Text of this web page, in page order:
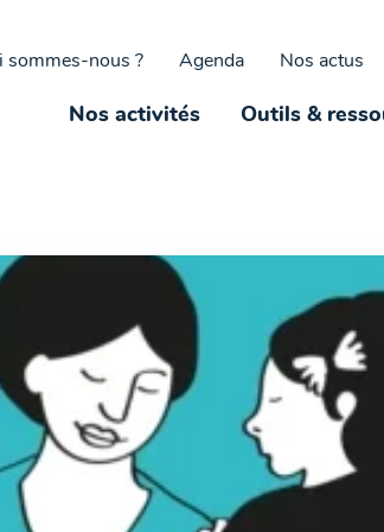
sommes-nous ? Agenda Nos actus
Nos activités Outils &